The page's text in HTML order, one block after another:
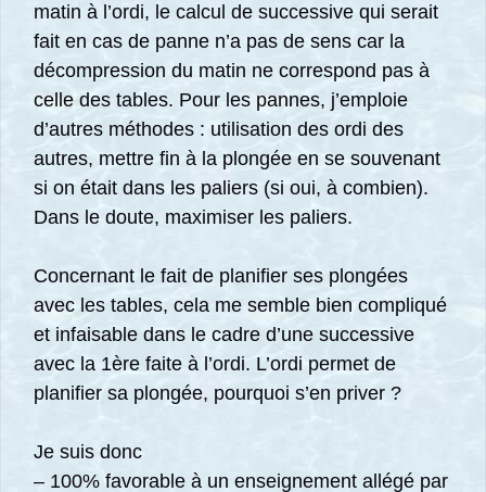
matin à l’ordi, le calcul de successive qui serait
fait en cas de panne n’a pas de sens car la
décompression du matin ne correspond pas à
celle des tables. Pour les pannes, j’emploie
d’autres méthodes : utilisation des ordi des
autres, mettre fin à la plongée en se souvenant
si on était dans les paliers (si oui, à combien).
Dans le doute, maximiser les paliers.
Concernant le fait de planifier ses plongées
avec les tables, cela me semble bien compliqué
et infaisable dans le cadre d’une successive
avec la 1ère faite à l’ordi. L’ordi permet de
planifier sa plongée, pourquoi s’en priver ?
Je suis donc
– 100% favorable à un enseignement allégé par